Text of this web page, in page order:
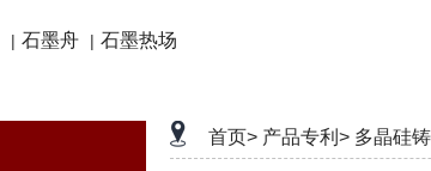
| 石墨舟 | 石墨热场
首页> 产品专利> 多晶硅